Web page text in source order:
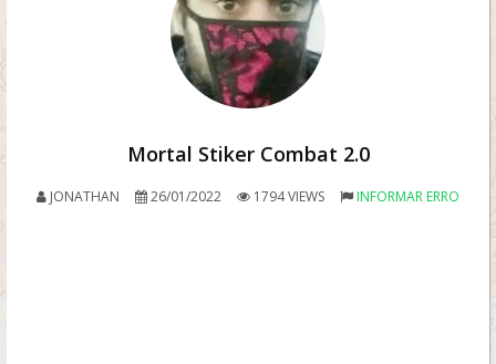
Mortal Stiker Combat 2.0
JONATHAN 26/01/2022 1794 VIEWS INFORMAR ERRO